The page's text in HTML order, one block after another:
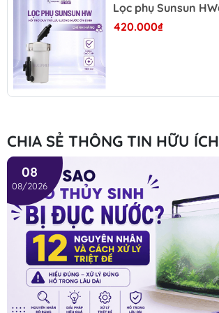
PHÂN LOẠI SẢN PHẨM
YBG-300
- Phù hợp bể: 20–30cm
- Lưu lượng:300L/h
- Công suất:5W
- Phù hợp hồ mini, hồ nhỏ.
- Phù hợp bể:35–40cm
- Lưu lượng:300L/h
- Công suất:5W
- Kích thước lọc:140 x 90 x 220mm
- Phù hợp hồ thủy sinh mini và hồ tép.
YBG-500
- Phù hợp bể:
40–50cm
420.000₫
CHIA SẺ THÔNG TIN HỮU ÍCH
08
08/2026